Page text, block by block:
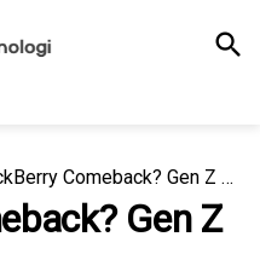
search
BlackBerry Comeback? Gen Z Kini Ramai-Ramai Cari HP Jadul Ini!
Gen Z